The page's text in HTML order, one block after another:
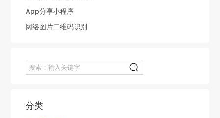
App分享小程序
网络图片二维码识别
分类